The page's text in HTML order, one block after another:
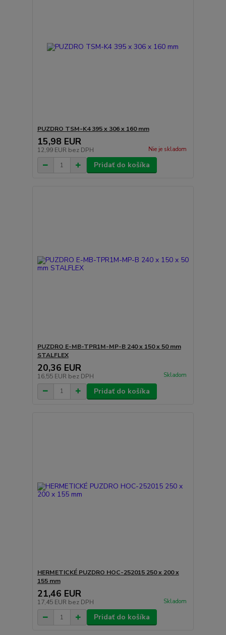
PUZDRO TSM-K4 395 x 306 x 160 mm
15,98 EUR
12,99 EUR bez DPH Nie je skladom
Pridať do košíka
PUZDRO E-MB-TPR1M-MP-B 240 x 150 x 50 mm
STALFLEX
20,36 EUR
16,55 EUR bez DPH Skladom
Pridať do košíka
HERMETICKÉ PUZDRO HOC-252015 250 x 200 x
155 mm
21,46 EUR
17,45 EUR bez DPH Skladom
Pridať do košíka